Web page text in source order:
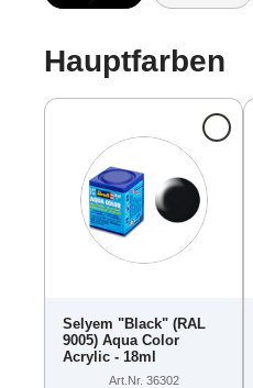
Hauptfarben
Selyem "Black" (RAL
9005) Aqua Color
Acrylic - 18ml
Art.Nr. 36302